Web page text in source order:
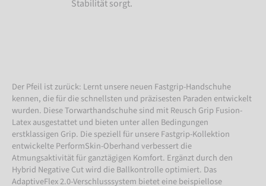
Stabilität sorgt.
Der Pfeil ist zurück: Lernt unsere neuen Fastgrip-Handschuhe
kennen, die für die schnellsten und präzisesten Paraden entwickelt
wurden. Diese Torwarthandschuhe sind mit Reusch Grip Fusion-
Latex ausgestattet und bieten unter allen Bedingungen
erstklassigen Grip. Die speziell für unsere Fastgrip-Kollektion
entwickelte PerformSkin-Oberhand verbessert die
Atmungsaktivität für ganztägigen Komfort. Ergänzt durch den
Hybrid Negative Cut wird die Ballkontrolle optimiert. Das
AdaptiveFlex 2.0-Verschlusssystem bietet eine beispiellose